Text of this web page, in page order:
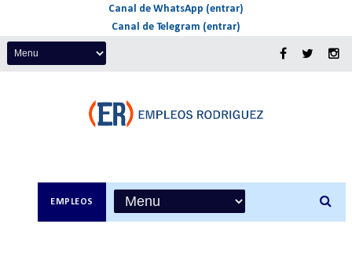
Canal de WhatsApp (entrar)
Canal de Telegram (entrar)
EMPLEOS